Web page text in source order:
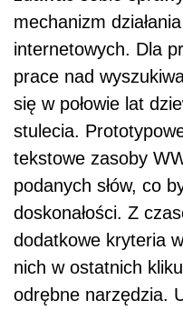
mechanizm
internetowych. Dla
prace nad
się w połowie lat
stulecia.
tekstowe zasoby
podanych słów, co
doskonałości. Z
dodatkowe kryteria
nich w ostatnich
odrębne narzędzia.